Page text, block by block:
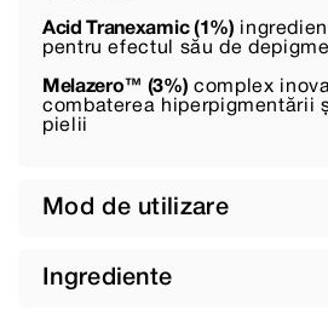
Acid Tranexamic (1%)
pentru efectul său de
Melazero™ (3%) complex
combaterea hiperpigmentării
pielii
Mod de utilizare
Ingrediente